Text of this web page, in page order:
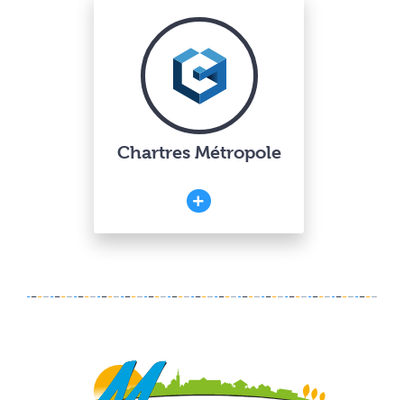
Chartres Métropole